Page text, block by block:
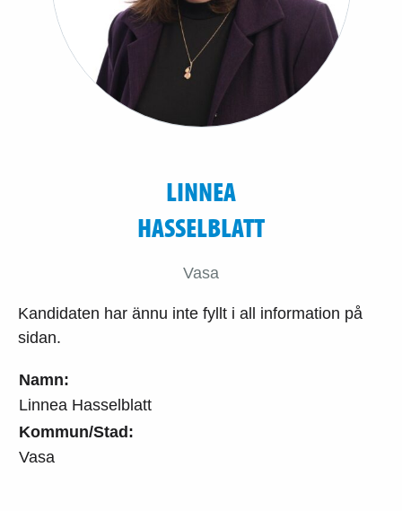
Namn:
Linnea Hasselblatt
Kommun/Stad:
Vasa
LINNEA
HASSELBLATT
Vasa
Kandidaten har ännu inte fyllt i all information på
sidan.